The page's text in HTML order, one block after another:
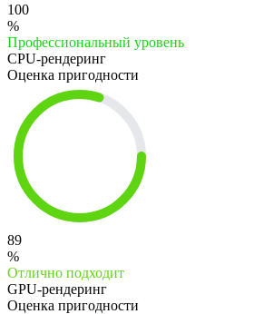
100
%
Профессиональный уровень
CPU-рендеринг
Оценка пригодности
89
%
Отлично подходит
GPU-рендеринг
Оценка пригодности